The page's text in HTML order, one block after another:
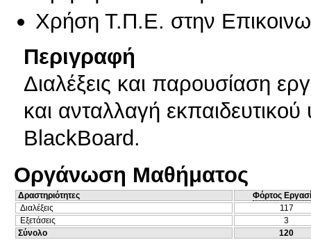
Χρήση Τ.Π.Ε. στην
Περιγραφή
Διαλέξεις και παρουσίαση
και ανταλλαγή
BlackBoard.
Οργάνωση Μαθήματος
Δραστηριότητες
Φόρτος
Διαλέξεις
117
Εξετάσεις
3
Σύνολο
120